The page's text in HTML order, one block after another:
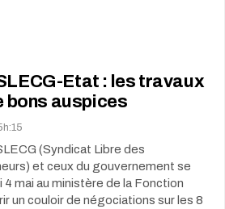
Etat : les travaux
bons auspices
(Syndicat Libre des
et ceux du gouvernement se
mai au ministère de la Fonction
un couloir de négociations sur les 8